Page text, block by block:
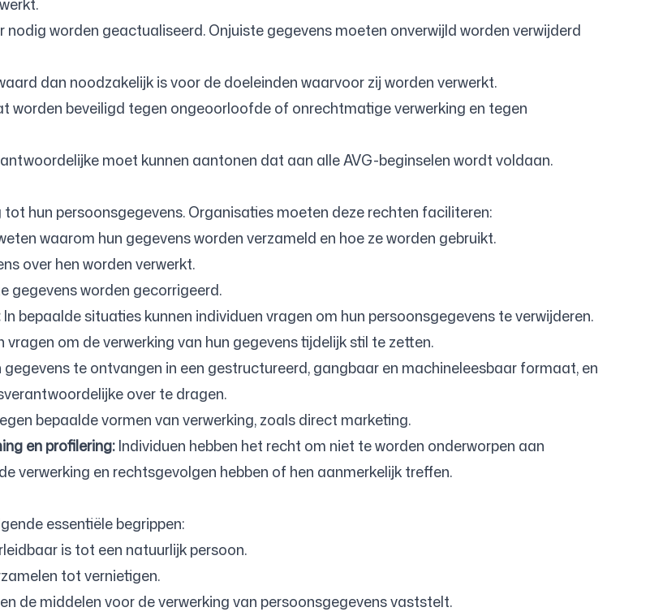
worden geactualiseerd. Onjuiste gegevens moeten onverwijld worden verwijderd
dan noodzakelijk is voor de doeleinden waarvoor zij worden verwerkt.
worden beveiligd tegen ongeoorloofde of onrechtmatige verwerking en tegen
moet kunnen aantonen dat aan alle AVG-beginselen wordt voldaan.
hun persoonsgegevens. Organisaties moeten deze rechten faciliteren:
waarom hun gegevens worden verzameld en hoe ze worden gebruikt.
over hen worden verwerkt.
gegevens worden gecorrigeerd.
In bepaalde situaties kunnen individuen vragen om hun persoonsgegevens te verwijderen.
vragen om de verwerking van hun gegevens tijdelijk stil te zetten.
gegevens te ontvangen in een gestructureerd, gangbaar en machineleesbaar formaat, en
over te dragen.
bepaalde vormen van verwerking, zoals direct marketing.
en profilering:Individuen hebben het recht om niet te worden onderworpen aan
verwerking en rechtsgevolgen hebben of hen aanmerkelijk treffen.
essentiële begrippen:
is tot een natuurlijk persoon.
tot vernietigen.
de middelen voor de verwerking van persoonsgegevens vaststelt.